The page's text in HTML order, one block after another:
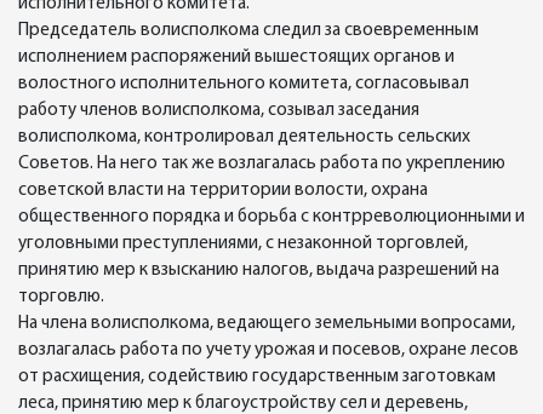
исполнительного комитета.
Председатель волисполкома следил за своевременным
исполнением распоряжений вышестоящих органов и
волостного исполнительного комитета, согласовывал
работу членов волисполкома, созывал заседания
волисполкома, контролировал деятельность сельских
Советов. На него так же возлагалась работа по укреплению
советской власти на территории волости, охрана
общественного порядка и борьба с контрреволюционными и
уголовными преступлениями, с незаконной торговлей,
принятию мер к взысканию налогов, выдача разрешений на
торговлю.
На члена волисполкома, ведающего земельными вопросами,
возлагалась работа по учету урожая и посевов, охране лесов
от расхищения, содействию государственным заготовкам
леса, принятию мер к благоустройству сел и деревень,